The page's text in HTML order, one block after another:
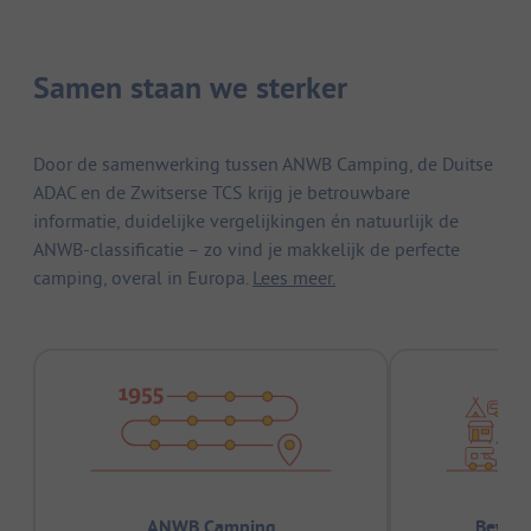
Samen staan we sterker
Door de samenwerking tussen ANWB Camping, de Duitse
ADAC en de Zwitserse TCS krijg je betrouwbare
informatie, duidelijke vergelijkingen én natuurlijk de
ANWB-classificatie – zo vind je makkelijk de perfecte
camping, overal in Europa. Lees meer.